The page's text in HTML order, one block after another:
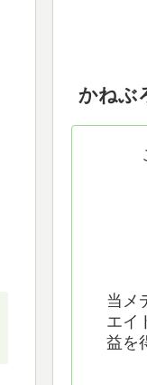
かねぶ
当メ
エイ
益を